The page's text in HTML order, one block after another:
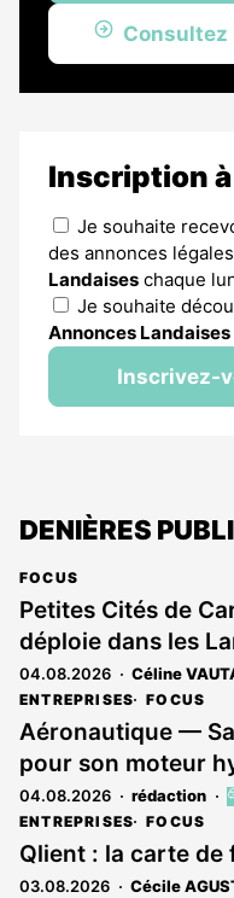
Consultez
Inscription
Je souhaite
des annonces
Landaises chaque
Je souhaite
Annonces Landaises
Inscrivez-
DENIÈRES
FOCUS
Petites Cités de
déploie dans les
04.08.2026 Céline
ENTREPRISES FOCUS
Aéronautique —
pour son moteur
04.08.2026 rédaction
ENTREPRISES FOCUS
Qlient : la carte de
03.08.2026 Cécile